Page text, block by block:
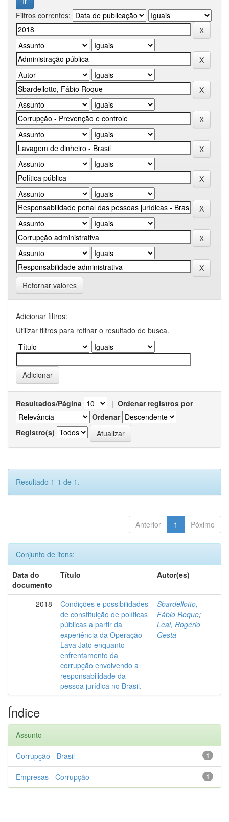
Filtros correntes:
Retornar valores
Adicionar filtros:
Utilizar filtros para refinar o resultado de busca.
Resultados/Página | Ordenar registros por
Ordenar
Registro(s)
Resultado 1-1 de 1.
Anterior 1 Póximo
Conjunto de itens:
Data do
documento
Título Autor(es)
2018
Condições e possibilidades
de constituição de políticas
públicas a partir da
experiência da Operação
Lava Jato enquanto
enfrentamento da
corrupção envolvendo a
responsabilidade da
pessoa jurídica no Brasil.
Sbardellotto,
Fábio Roque;
Leal, Rogério
Gesta
Índice
Assunto
1
Corrupção - Brasil
1
Empresas - Corrupção